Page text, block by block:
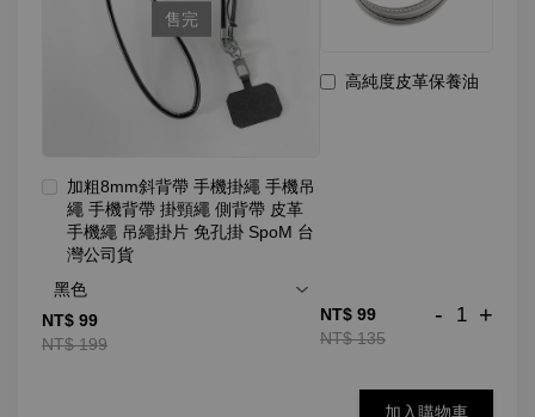
售完
加粗8mm斜背帶 手機掛繩 手機吊
繩 手機背帶 掛頸繩 側背帶 皮革
手機繩 吊繩掛片 免孔掛 SpoM 台
灣公司貨
NT$ 99
NT$ 199
高純度皮革保養油
NT$ 99
NT$ 135
- +